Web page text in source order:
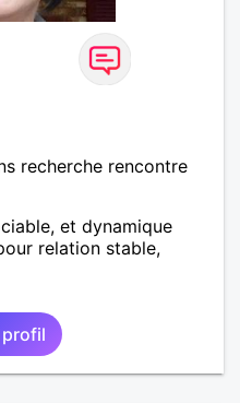
recherche rencontre
et dynamique
relation stable,
profil